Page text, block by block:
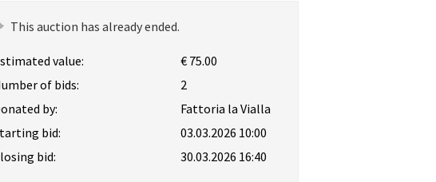
This auction has already ended.
value:
€ 75.00
of bids:
2
by:
Fattoria la Vialla
bid:
03.03.2026 10:00
bid:
30.03.2026 16:40